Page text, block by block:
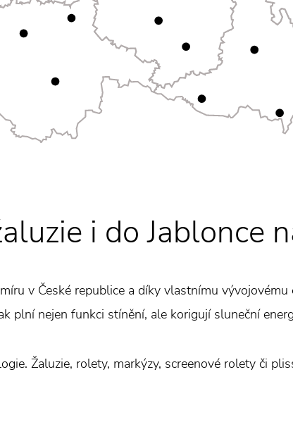
i do Jablonce
v České republice a díky vlastnímu
plní nejen funkci stínění, ale korigují sluneční
Žaluzie, rolety, markýzy, screenové rolety či